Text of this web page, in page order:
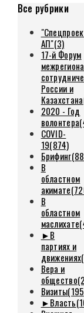
Все рубрики
АП"(3)
17-й Форум
России и
Казахстана
2020 - Год
волонтера
COVID-
19(874)
Брифинг
В
областном
акимате
В
областном
маслихате
►В
партиях и
движениях
Вера и
общество
Визиты
►Власть